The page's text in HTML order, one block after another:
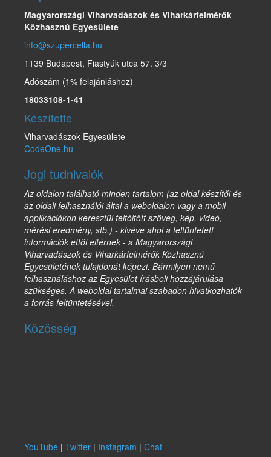
Magyarországi Viharvadászok és Viharkárfelmérők
Közhasznú Egyesülete
info@szupercella.hu
1139 Budapest, Fiastyúk utca 57. 3/3
Adószám (1% felajánláshoz)
18033108-1-41
Készítette
Viharvadászok Egyesülete
CodeOne.hu
Jogi tudnivalók
Az oldalon található minden tartalom (az oldal készítői és
az oldali felhasználói által a weboldalon vagy a mobil
applikációkon keresztül feltöltött szöveg, kép, videó,
mérési eredmény, stb.) - kivéve ahol a feltüntetett
információk ettől eltérnek - a Magyarországi
Viharvadászok és Viharkárfelmérők Közhasznú
Egyesületének tulajdonát képezi. Bármilyen nemű
felhasználáshoz az Egyesület írásbeli hozzájárulása
szükséges. A weboldal tartalmai szabadon hivatkozhatók
a forrás feltüntetésével.
Közösség
YouTube | Twitter | Instagram | Chat